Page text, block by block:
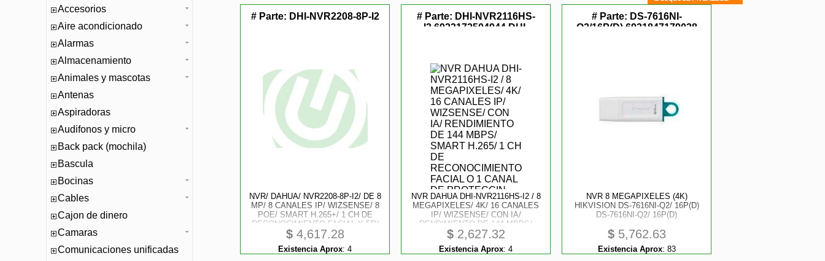
Accesorios
Aire acondicionado
Alarmas
Almacenamiento
Animales y mascotas
Antenas
Aspiradoras
Audifonos y micro
Back pack (mochila)
Bascula
Bocinas
Cables
Cajon de dinero
Camaras
Comunicaciones unificadas
# Parte: DHI-NVR2208-8P-I2
NVR/ DAHUA/ NVR2208-8P-I2/ DE 8
MP/ 8 CANALES IP/ WIZSENSE/ 8
POE/ SMART H.265+/ 1 CH DE
RECONOCIMIENTO FACIAL Y FD/
HASTA 10 BASES DE DATOS DE
ROSTROS/ 2 PUERTOS SATA/
SMD PLUS/ MAX.
$4,617.28
Existencia Aprox: 4
# Parte: DHI-NVR2116HS-
I2,6923172504944,DHI-
NVR DAHUA DHI-NVR2116HS-I2 / 8
MEGAPIXELES/ 4K/ 16 CANALES
IP/ WIZSENSE/ CON IA/
RENDIMIENTO DE 144 MBPS/
SMART H.265/ 1 CH DE
RECONOCIMIENTO FACIAL O 1
CANAL DE PROTECCIN
$2,627.32
Existencia Aprox: 4
# Parte: DS-7616NI-
Q2/16P(D),6931847179038
NVR 8 MEGAPIXELES (4K)
HIKVISION DS-7616NI-Q2/ 16P(D)
DS-7616NI-Q2/ 16P(D)
$5,762.63
Existencia Aprox: 83